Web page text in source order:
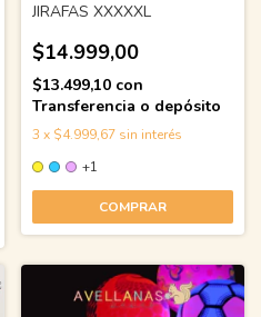
JIRAFAS XXXXXL
$14.999,00
$13.499,10 con
Transferencia o depósito
3 x $4.999,67 sin interés
+1
COMPRAR